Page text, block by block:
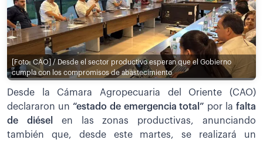
[Foto: CAO] / Desde el sector productivo esperan que el Gobierno
cumpla con los compromisos de abastecimiento
Desde la Cámara Agropecuaria del Oriente (CAO)
declararon un “estado de emergencia total” por la falta
de diésel en las zonas productivas, anunciando
también que, desde este martes, se realizará un